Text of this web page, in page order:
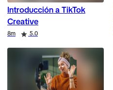
Introducción a TikTok
Creative
Duration
8m
Rating 5.0
Duration
Rating